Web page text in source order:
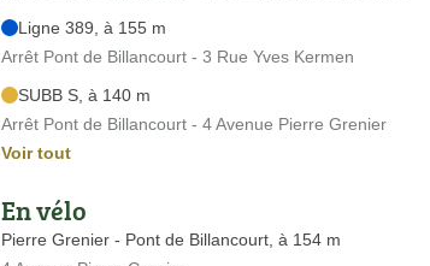
Ligne 389, à 155 m
Arrêt Pont de Billancourt - 3 Rue Yves Kermen
SUBB S, à 140 m
Arrêt Pont de Billancourt - 4 Avenue Pierre Grenier
Voir tout
En vélo
Pierre Grenier - Pont de Billancourt, à 154 m